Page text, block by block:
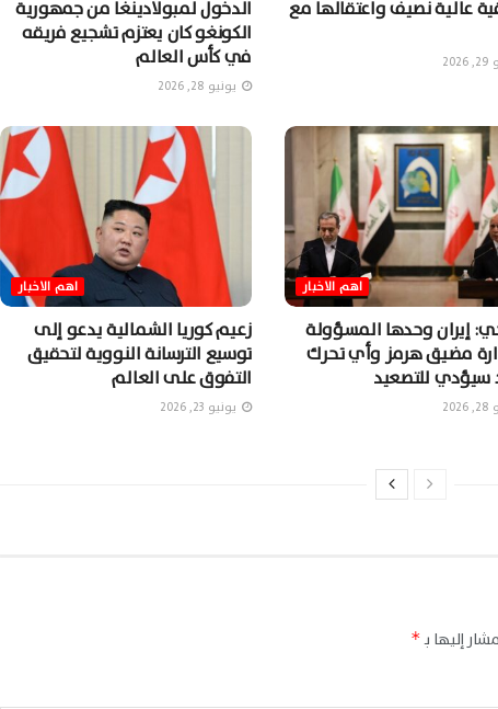
عالية نصيف واعتقالها مع
الدخول لمبولادينغا من جمهورية
الكونغو كان يعتزم تشجيع فريقه
في كأس العالم
يونيو 28, 2026
اهم الاخبار
إيران وحدها المسؤولة
مضيق هرمز وأي تحرك
سيؤدي للتصعيد
اهم الاخبار
زعيم كوريا الشمالية يدعو إلى
توسيع الترسانة النووية لتحقيق
التفوق على العالم
يونيو 23, 2026
إليها بـ*